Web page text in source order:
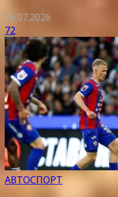
26.07.2026
72
АВТОСПОРТ